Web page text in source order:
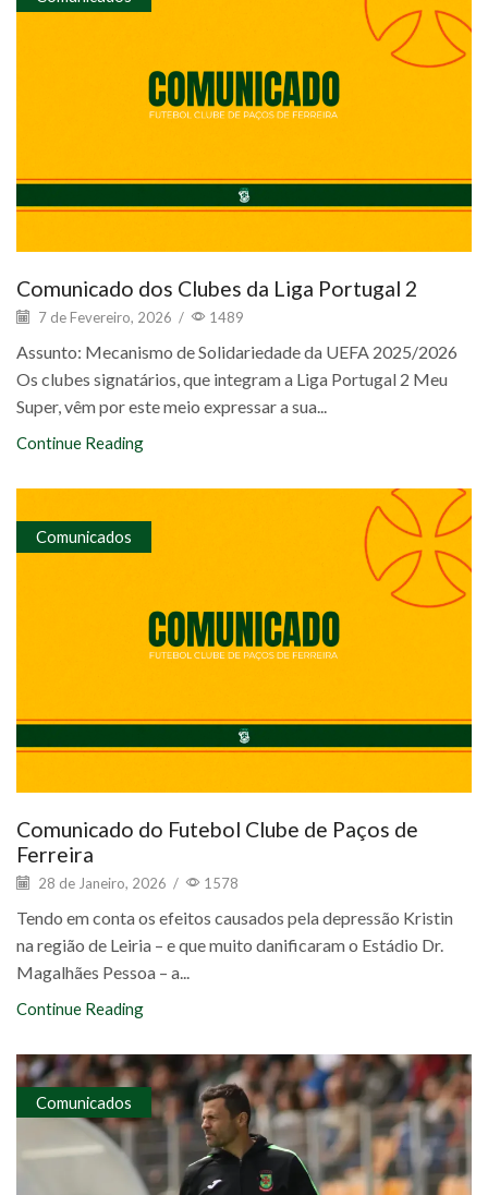
Comunicado dos Clubes da Liga Portugal 2
7 de Fevereiro, 2026 / 1489
Assunto: Mecanismo de Solidariedade da UEFA 2025/2026
Os clubes signatários, que integram a Liga Portugal 2 Meu
Super, vêm por este meio expressar a sua...
Continue Reading
Comunicados
Comunicado do Futebol Clube de Paços de
Ferreira
28 de Janeiro, 2026 / 1578
Tendo em conta os efeitos causados pela depressão Kristin
na região de Leiria – e que muito danificaram o Estádio Dr.
Magalhães Pessoa – a...
Continue Reading
Comunicados